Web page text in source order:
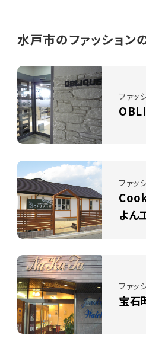
水戸市のファッション
ファッ
ファッ
よん
ファッ
宝石